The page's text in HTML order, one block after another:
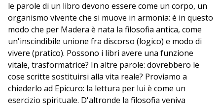
le parole di un libro devono essere come un corpo, un
organismo vivente che si muove in armonia: è in questo
modo che per Madera è nata la filosofia antica, come
un'inscindibile unione fra discorso (logico) e modo di
vivere (pratico). Possono i libri avere una funzione
vitale, trasformatrice? In altre parole: dovrebbero le
cose scritte sostituirsi alla vita reale? Proviamo a
chiederlo ad Epicuro: la lettura per lui è come un
esercizio spirituale. D'altronde la filosofia veniva